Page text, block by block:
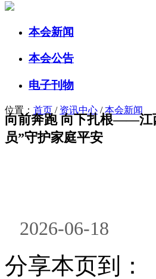
本会新闻
本会公告
电子刊物
位置： 首页 / 资讯中心 /本会新闻
向前奔跑 向下扎根——江
员”守护家庭平安
2026-06-18
分享本页到：